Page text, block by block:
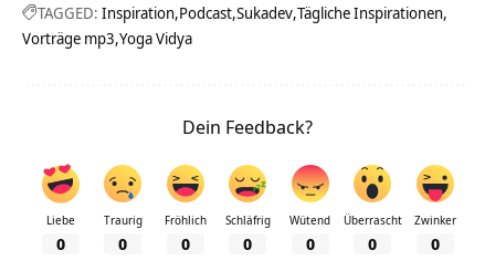
TAGGED: Inspiration Podcast Sukadev Tägliche Inspirationen
Vorträge mp3 Yoga Vidya
Dein Feedback?
Liebe
0
Traurig
0
Fröhlich
0
Schläfrig
0
Wütend
0
Überrascht
0
Zwinker
0